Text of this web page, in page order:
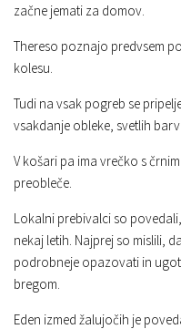
začne jemati za domov.
Thereso poznajo predvsem
kolesu.
Tudi na vsak pogreb se
vsakdanje obleke, svetlih barv.
V košari pa ima vrečko s
preobleče.
Lokalni prebivalci so
nekaj letih. Najprej so mislili,
podrobneje opazovati in
bregom.
Eden izmed žalujočih je